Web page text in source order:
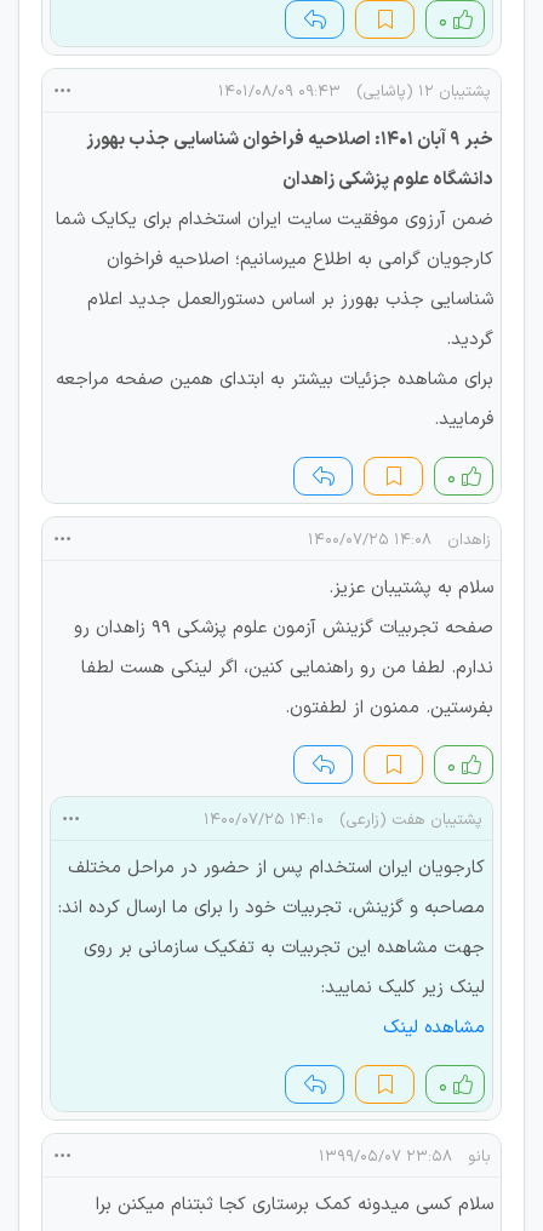
۰
پشتیبان 12 (پاشایی) ۰۹:۴۳ ۱۴۰۱/۰۸/۰۹
خبر 9 آبان 1401: اصلاحیه فراخوان شناسایی جذب بهورز
دانشگاه علوم پزشکی زاهدان
ضمن آرزوی موفقیت سایت ایران استخدام برای یکایک شما
کارجویان گرامی به اطلاع میرسانیم؛ اصلاحیه فراخوان
شناسایی جذب بهورز بر اساس دستورالعمل جدید اعلام
گردید.
برای مشاهده جزئیات بیشتر به ابتدای همین صفحه مراجعه
فرمایید.
۰
زاهدان ۱۴:۰۸ ۱۴۰۰/۰۷/۲۵
سلام به پشتیبان عزیز.
صفحه تجربیات گزینش آزمون علوم پزشکی ۹۹ زاهدان رو
ندارم. لطفا من رو راهنمایی کنین، اگر لینکی هست لطفا
بفرستین. ممنون از لطفتون.
۰
پشتیبان هفت (زارعی) ۱۴:۱۰ ۱۴۰۰/۰۷/۲۵
کارجویان ایران استخدام پس از حضور در مراحل مختلف
مصاحبه و گزینش، تجربیات خود را برای ما ارسال کرده اند:
جهت مشاهده این تجربیات به تفکیک سازمانی بر روی
لینک زیر کلیک نمایید:
مشاهده لینک
۰
بانو ۲۳:۵۸ ۱۳۹۹/۰۵/۰۷
سلام کسی میدونه کمک برستاری کجا ثبتنام میکنن برا